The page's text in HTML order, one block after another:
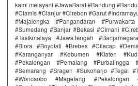
kami melayani #JawaBarat #Bandung
#Ciamis #Cianjur #Cirebon #Garut
#Majalengka #Pangandaran
#Sumedang #Banjar #Bekasi #Cimahi
#Tasikmalaya #JawaTengah
#Blora #Boyolali #Brebes #Cilacap
#Karanganyar #Kebumen #Klaten
#Pekalongan #Pemalang #Purbalingga
#Semarang #Sragen #Sukoharjo #Tegal
#Wonosobo #Magelang #Pekalongan